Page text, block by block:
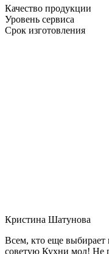
Качество продукции
Уровень сервиса
Срок изготовления
Кристина Шатунова
Всем, кто еще выбирает
советую Кухни мол! Не